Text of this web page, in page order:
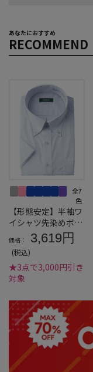
あなたにおすすめ
RECOMMEND
全7
色
【形態安定】半袖ワ
イシャツ先染めボタ
ンダウン
価格： 3,619円
(税込)
★3点で3,000円引き
対象